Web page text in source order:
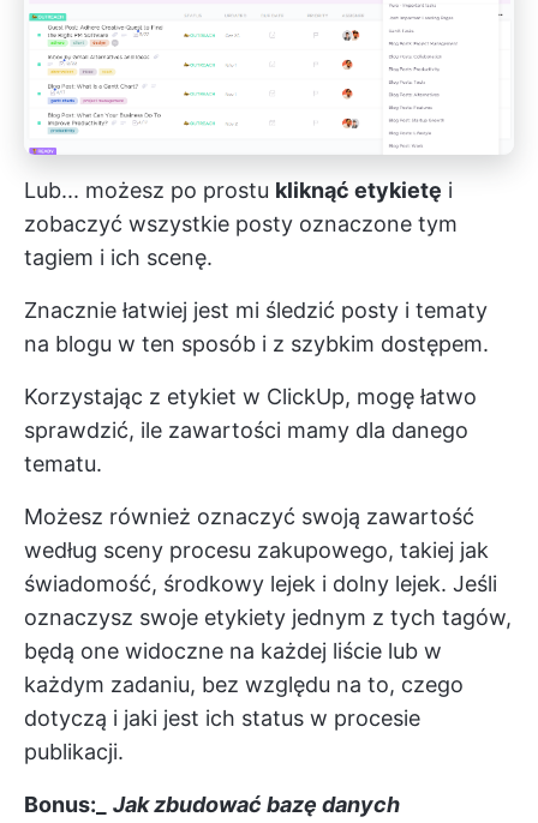
Lub... możesz po prostu kliknąć etykietę i
zobaczyć wszystkie posty oznaczone tym
tagiem i ich scenę.
Znacznie łatwiej jest mi śledzić posty i tematy
na blogu w ten sposób i z szybkim dostępem.
Korzystając z etykiet w ClickUp, mogę łatwo
sprawdzić, ile zawartości mamy dla danego
tematu.
Możesz również oznaczyć swoją zawartość
według sceny procesu zakupowego, takiej jak
świadomość, środkowy lejek i dolny lejek. Jeśli
oznaczysz swoje etykiety jednym z tych tagów,
będą one widoczne na każdej liście lub w
każdym zadaniu, bez względu na to, czego
dotyczą i jaki jest ich status w procesie
publikacji.
Bonus:_
Jak zbudować bazę danych